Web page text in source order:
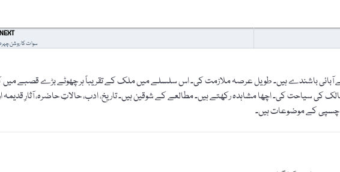
NEXT
سوات کا روشن چہرہ
آبائی باشندے ہیں۔ طویل عرصہ ملازمت کی۔ اس سلسلے میں ملک کے تقریباً ہر چھوٹے بڑے قصبے
کی سیاحت کی۔ اچھا مشاہدہ رکھتے ہیں۔ مطالعے کے شوقین ہیں۔ تاریخ، ادب، حالاتِ حاضرہ، آثارِ قدیمہ
چسپی کے موضوعات ہیں۔